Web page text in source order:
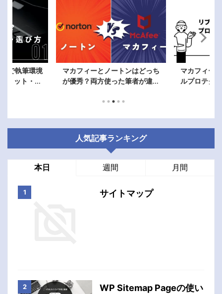
で執筆環境
リット・注
マカフィーとノートンはどっち
が優秀？両方使った筆者が違い
マカフィー
ルプロテク
人気記事ランキング
本日 週間 月間
サイトマップ
WP Sitemap Pageの使い